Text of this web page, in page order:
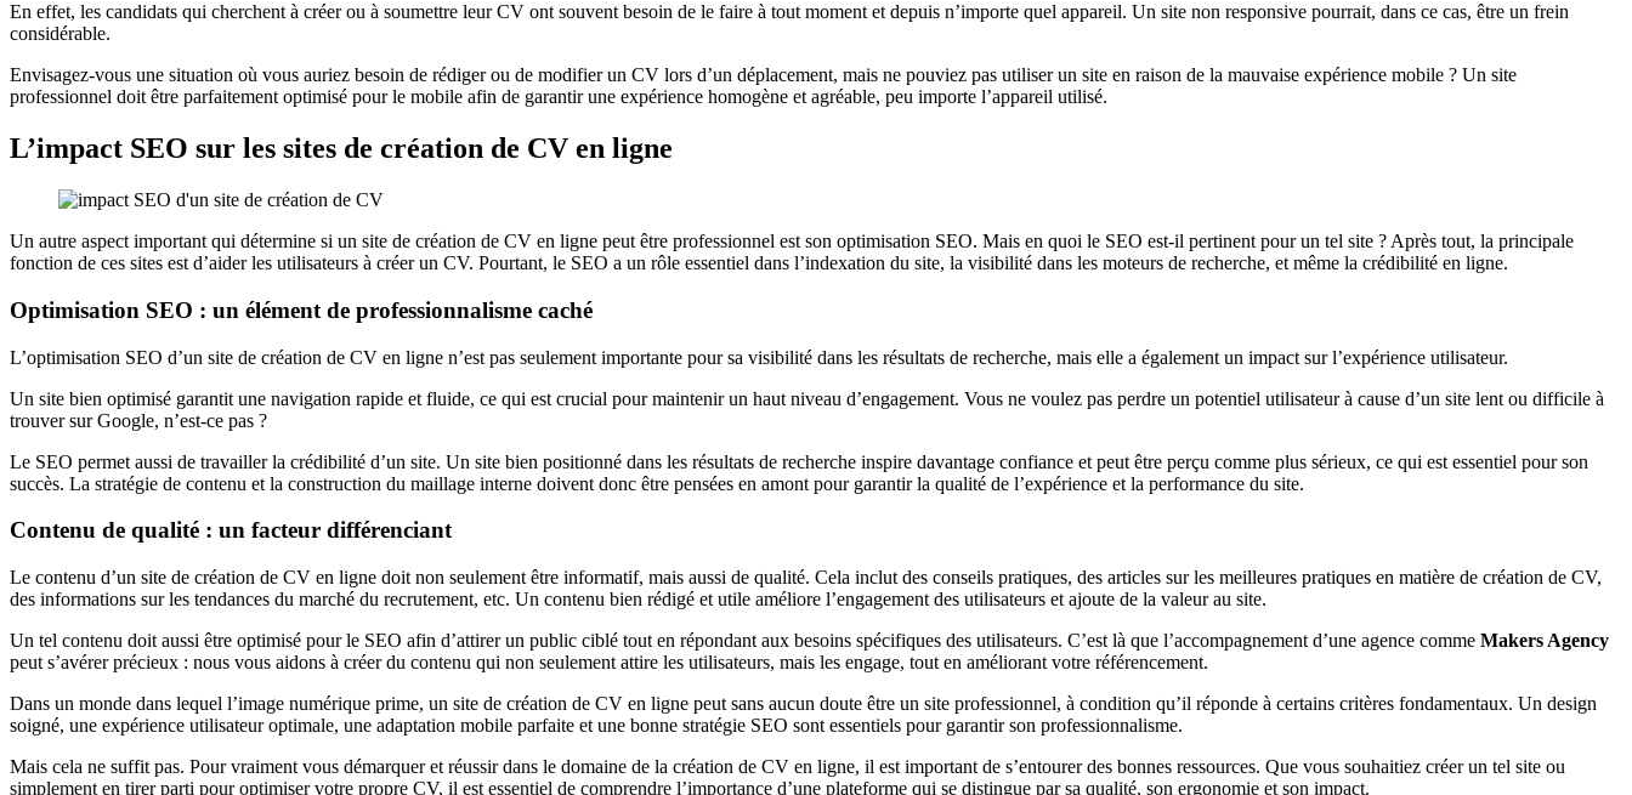
En effet, les candidats qui cherchent à créer ou à soumettre leur CV ont souvent besoin de le faire à tout moment et depuis n’importe quel appareil. Un site non responsive pourrait, dans ce cas, être un frein
considérable.
Envisagez-vous une situation où vous auriez besoin de rédiger ou de modifier un CV lors d’un déplacement, mais ne pouviez pas utiliser un site en raison de la mauvaise expérience mobile ? Un site
professionnel doit être parfaitement optimisé pour le mobile afin de garantir une expérience homogène et agréable, peu importe l’appareil utilisé.
L’impact SEO sur les sites de création de CV en ligne
Un autre aspect important qui détermine si un site de création de CV en ligne peut être professionnel est son optimisation SEO. Mais en quoi le SEO est-il pertinent pour un tel site ? Après tout, la principale
fonction de ces sites est d’aider les utilisateurs à créer un CV. Pourtant, le SEO a un rôle essentiel dans l’indexation du site, la visibilité dans les moteurs de recherche, et même la crédibilité en ligne.
Optimisation SEO : un élément de professionnalisme caché
L’optimisation SEO d’un site de création de CV en ligne n’est pas seulement importante pour sa visibilité dans les résultats de recherche, mais elle a également un impact sur l’expérience utilisateur.
Un site bien optimisé garantit une navigation rapide et fluide, ce qui est crucial pour maintenir un haut niveau d’engagement. Vous ne voulez pas perdre un potentiel utilisateur à cause d’un site lent ou difficile à
trouver sur Google, n’est-ce pas ?
Le SEO permet aussi de travailler la crédibilité d’un site. Un site bien positionné dans les résultats de recherche inspire davantage confiance et peut être perçu comme plus sérieux, ce qui est essentiel pour son
succès. La stratégie de contenu et la construction du maillage interne doivent donc être pensées en amont pour garantir la qualité de l’expérience et la performance du site.
Contenu de qualité : un facteur différenciant
Le contenu d’un site de création de CV en ligne doit non seulement être informatif, mais aussi de qualité. Cela inclut des conseils pratiques, des articles sur les meilleures pratiques en matière de création de CV,
des informations sur les tendances du marché du recrutement, etc. Un contenu bien rédigé et utile améliore l’engagement des utilisateurs et ajoute de la valeur au site.
Un tel contenu doit aussi être optimisé pour le SEO afin d’attirer un public ciblé tout en répondant aux besoins spécifiques des utilisateurs. C’est là que l’accompagnement d’une agence comme Makers Agency
peut s’avérer précieux : nous vous aidons à créer du contenu qui non seulement attire les utilisateurs, mais les engage, tout en améliorant votre référencement.
Dans un monde dans lequel l’image numérique prime, un site de création de CV en ligne peut sans aucun doute être un site professionnel, à condition qu’il réponde à certains critères fondamentaux. Un design
soigné, une expérience utilisateur optimale, une adaptation mobile parfaite et une bonne stratégie SEO sont essentiels pour garantir son professionnalisme.
Mais cela ne suffit pas. Pour vraiment vous démarquer et réussir dans le domaine de la création de CV en ligne, il est important de s’entourer des bonnes ressources. Que vous souhaitiez créer un tel site ou
simplement en tirer parti pour optimiser votre propre CV, il est essentiel de comprendre l’importance d’une plateforme qui se distingue par sa qualité, son ergonomie et son impact.